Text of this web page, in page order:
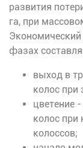
развития
га, при
фазах
выход в
колос при
цветение
колос при
колоссов;